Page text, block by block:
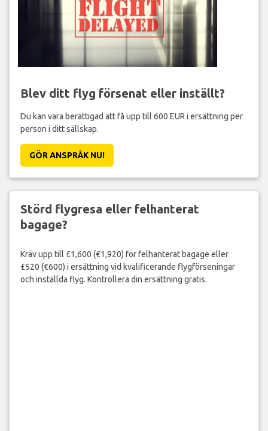
Blev ditt flyg försenat eller inställt?
Du kan vara berättigad att få upp till 600 EUR i ersättning per
person i ditt sällskap.
GÖR ANSPRÅK NU!
Störd flygresa eller felhanterat
bagage?
Kräv upp till £1,600 (€1,920) för felhanterat bagage eller
£520 (€600) i ersättning vid kvalificerande flygförseningar
och inställda flyg. Kontrollera din ersättning gratis.